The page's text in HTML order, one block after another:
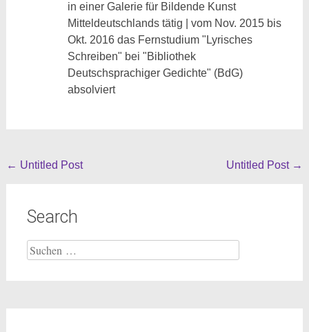
in einer Galerie für Bildende Kunst
Mitteldeutschlands tätig | vom Nov. 2015 bis
Okt. 2016 das Fernstudium "Lyrisches
Schreiben" bei "Bibliothek
Deutschsprachiger Gedichte" (BdG)
absolviert
Beitragsnavigation
← Untitled Post Untitled Post →
Search
Suche
nach: